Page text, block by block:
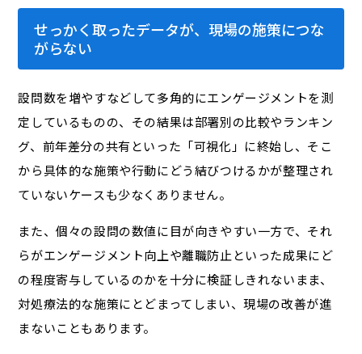
せっかく取ったデータが、現場の施策につな
がらない
設問数を増やすなどして多角的にエンゲージメントを測
定しているものの、その結果は部署別の比較やランキン
グ、前年差分の共有といった「可視化」に終始し、そこ
から具体的な施策や行動にどう結びつけるかが整理され
ていないケースも少なくありません。
また、個々の設問の数値に目が向きやすい一方で、それ
らがエンゲージメント向上や離職防止といった成果にど
の程度寄与しているのかを十分に検証しきれないまま、
対処療法的な施策にとどまってしまい、現場の改善が進
まないこともあります。